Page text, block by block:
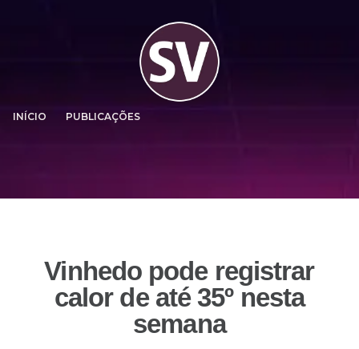
INÍCIO PUBLICAÇÕES
Vinhedo pode registrar
calor de até 35º nesta
semana